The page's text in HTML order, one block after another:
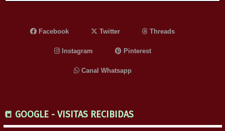
Facebook Twitter Threads
Instagram Pinterest
Canal Whatsapp
📒 GOOGLE - VISITAS RECIBIDAS